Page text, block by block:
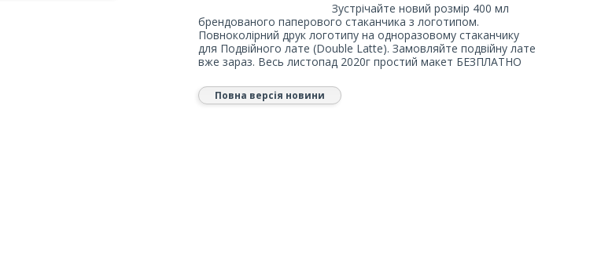
Зустрічайте новий розмір 400 мл
брендованого паперового стаканчика з логотипом.
Повноколірний друк логотипу на одноразовому стаканчику
для Подвійного лате (Double Latte). Замовляйте подвійну лате
вже зараз. Весь листопад 2020г простий макет БЕЗПЛАТНО
Повна версія новини